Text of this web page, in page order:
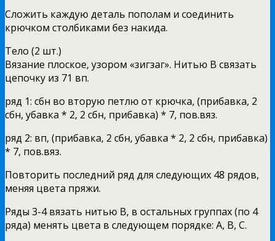
Сложить каждую деталь пополам и соединить
крючком столбиками без накида.
Тело (2 шт.)
Вязание плоское, узором «зигзаг». Нитью B связать
цепочку из 71 вп.
ряд 1: сбн во вторую петлю от крючка, (прибавка, 2
сбн, убавка * 2, 2 сбн, прибавка) * 7, пов.вяз.
ряд 2: вп, (прибавка, 2 сбн, убавка * 2, 2 сбн, прибавка)
* 7, пов.вяз.
Повторить последний ряд для следующих 48 рядов,
меняя цвета пряжи.
Ряды 3-4 вязать нитью B, в остальных группах (по 4
ряда) менять цвета в следующем порядке: A, B, C.